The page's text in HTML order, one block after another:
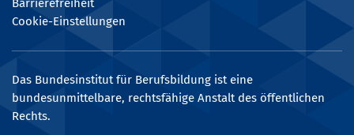
Barrierefreiheit
Cookie-Einstellungen
Das Bundesinstitut für Berufsbildung ist eine
bundesunmittelbare, rechtsfähige Anstalt des öffentlichen
Rechts.